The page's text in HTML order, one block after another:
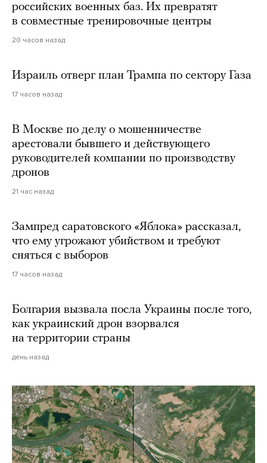
российских военных баз. Их превратят
в совместные тренировочные центры
20 часов назад
Израиль отверг план Трампа по сектору Газа
17 часов назад
В Москве по делу о мошенничестве
арестовали бывшего и действующего
руководителей компании по производству
дронов
21 час назад
Зампред саратовского «Яблока» рассказал,
что ему угрожают убийством и требуют
сняться с выборов
17 часов назад
Болгария вызвала посла Украины после того,
как украинский дрон взорвался
на территории страны
день назад